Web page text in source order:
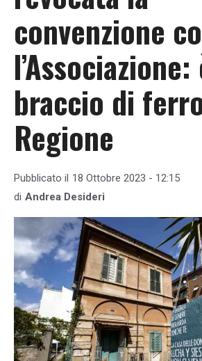
convenzione
l’Associazione:
braccio di
Regione
Pubblicato il 18 Ottobre 2023 - 12:15
di Andrea Desideri